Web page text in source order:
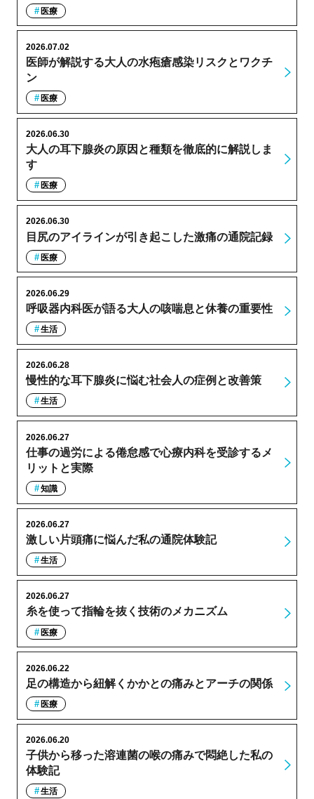
医療
医師が解説する大人の水疱瘡感染リスクとワクチ
ン
2026.07.02
医療
大人の耳下腺炎の原因と種類を徹底的に解説しま
す
2026.06.30
医療
目尻のアイラインが引き起こした激痛の通院記録
2026.06.30
医療
呼吸器内科医が語る大人の咳喘息と休養の重要性
2026.06.29
生活
慢性的な耳下腺炎に悩む社会人の症例と改善策
2026.06.28
生活
仕事の過労による倦怠感で心療内科を受診するメ
リットと実際
2026.06.27
知識
激しい片頭痛に悩んだ私の通院体験記
2026.06.27
生活
糸を使って指輪を抜く技術のメカニズム
2026.06.27
医療
足の構造から紐解くかかとの痛みとアーチの関係
2026.06.22
医療
子供から移った溶連菌の喉の痛みで悶絶した私の
体験記
2026.06.20
生活